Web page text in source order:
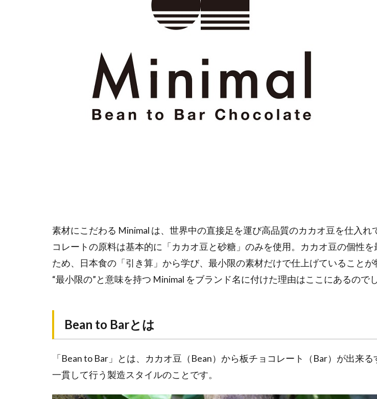
認
め
ら
て
なメ
ニュ
ーが
販売
され
店
紹
介
Minimal
素材にこだわる Minimal は、世界中の直接足を運び高品質のカカオ豆を仕入れ
コレートの原料は基本的に「カカオ豆と砂糖」のみを使用。カカオ豆の個性を
ため、日本食の「引き算」から学び、最小限の素材だけで仕上げていることが
“最小限の”と意味を持つ Minimal をブランド名に付けた理由はここにあるのでし
Bean to Barとは
「Bean to Bar」とは、カカオ豆（Bean）から板チョコレート（Bar）が出来る
一貫して行う製造スタイルのことです。